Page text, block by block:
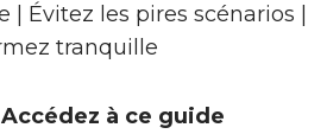
| Évitez les pires scénarios |
tranquille
à ce guide